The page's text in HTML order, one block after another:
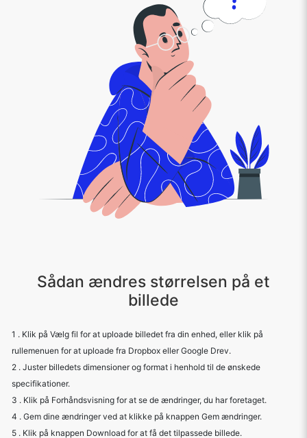
Sådan ændres størrelsen på et
billede
1 . Klik på Vælg fil for at uploade billedet fra din enhed, eller klik på
rullemenuen for at uploade fra Dropbox eller Google Drev.
2 . Juster billedets dimensioner og format i henhold til de ønskede
specifikationer.
3 . Klik på Forhåndsvisning for at se de ændringer, du har foretaget.
4 . Gem dine ændringer ved at klikke på knappen Gem ændringer.
5 . Klik på knappen Download for at få det tilpassede billede.